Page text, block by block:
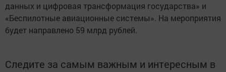
данных и цифровая трансформация государства» и
«Беспилотные авиационные системы». На мероприятия
будет направлено 59 млрд рублей.
Следите за самым важным и интересным в